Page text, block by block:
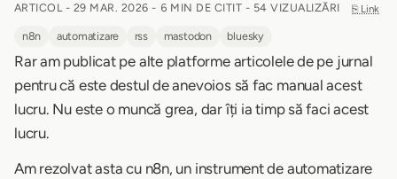
ARTICOL - 29 MAR. 2026 - 6 MIN DE CITIT - 54 VIZUALIZĂRI ⎘ Link
n8n automatizare rss mastodon bluesky
Rar am publicat pe alte platforme articolele de pe jurnal
pentru că este destul de anevoios să fac manual acest
lucru. Nu este o muncă grea, dar îți ia timp să faci acest
lucru.
Am rezolvat asta cu n8n, un instrument de automatizare